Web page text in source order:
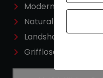
Modern Classic
Natural Living
Landshausküchen
Grifflose Küchen